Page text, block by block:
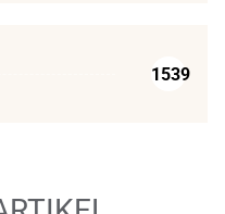
1539